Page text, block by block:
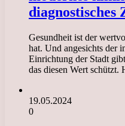
diagnostisches
Gesundheit ist der
hat. Und angesichts der
Einrichtung der Stadt
das diesen Wert
19.05.2024
0